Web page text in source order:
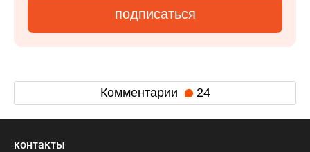
подписаться
Комментарии 24
контакты